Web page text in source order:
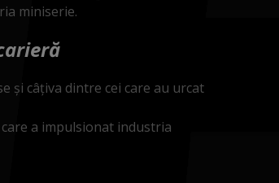
miniserie.
şi câţiva dintre cei care au urcat
a impulsionat industria